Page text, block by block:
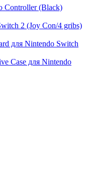
Controller (Black)
2 (Joy Con/4 gribs)
для Nintendo Switch
Case для Nintendo